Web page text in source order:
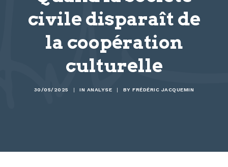
Ressources
Projets
À propos
Contact
civile disparaît de
la coopération
culturelle
30/05/2025 | IN ANALYSE | BYFRÉDÉRIC JACQUEMIN